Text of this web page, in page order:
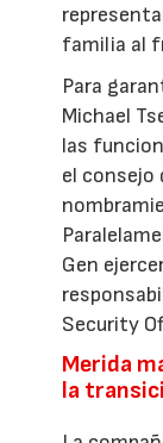
familia al
Para
Michael
las
el consejo
Gen
Security
Merida
la